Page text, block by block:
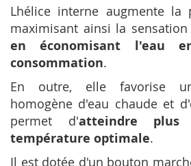
Lhélice interne augmente la
maximisant ainsi la
en économisant l'eau
consommation.
En outre, elle favorise
homogène d'eau chaude et
permet d'atteindre plus
température optimale.
Il est dotée d'un bouton